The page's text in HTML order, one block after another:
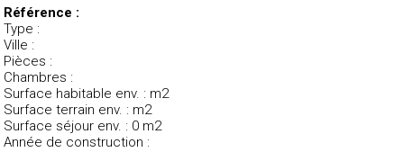
Référence :
Type :
Ville :
Pièces :
Chambres :
Surface habitable env. : m2
Surface terrain env. : m2
Surface séjour env. : 0 m2
Année de construction :